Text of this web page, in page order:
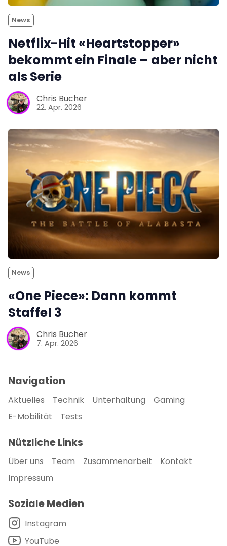
News
Netflix-Hit «Heartstopper»
bekommt ein Finale – aber nicht
als Serie
Chris Bucher
22. Apr. 2026
News
«One Piece»: Dann kommt
Staffel 3
Chris Bucher
7. Apr. 2026
Navigation
Aktuelles Technik Unterhaltung
Gaming
E-Mobilität
Tests
Nützliche Links
Über uns Team Zusammenarbeit
Kontakt
Impressum
Soziale Medien
Instagram
YouTube